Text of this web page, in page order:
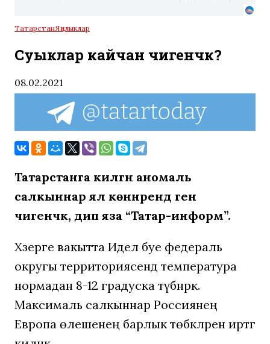
ТатарстанЯңалыклар
Суыклар кайчан чигенәчәк?
08.02.2021
Татарстанга килгән аномаль
салкыннар ял көннәрендә генә
чигенәчәк, дип яза “Татар-информ”.
Хәзерге вакытта Идел буе федераль
округы территориясендә температура
нормадан 8-12 градуска түбәнрәк.
Максималь салкыннар Россиянең
Европа өлешенең барлык төбәкләренә иртәгә